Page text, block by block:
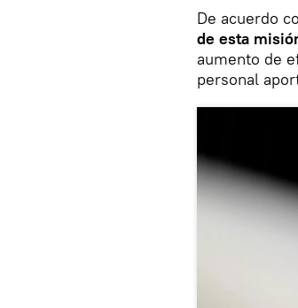
De acuerdo
de esta
aumento de
personal